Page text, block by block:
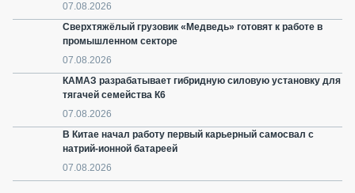
07.08.2026
Сверхтяжёлый грузовик «Медведь» готовят к работе в
промышленном секторе
07.08.2026
КАМАЗ разрабатывает гибридную силовую установку для
тягачей семейства К6
07.08.2026
В Китае начал работу первый карьерный самосвал с
натрий-ионной батареей
07.08.2026